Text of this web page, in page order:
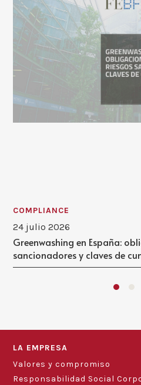
COMPLIANCE
24 julio 2026
Greenwashing en España:
sancionadores y claves de
LA EMPRESA
Valores y compromiso
Responsabilidad Social